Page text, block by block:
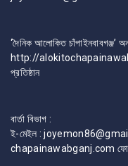
‘দৈনিক আলোকিত চাঁপাইনবাবগঞ্জ’
http://
প্রতিষ্ঠান
বার্তা বিভাগ :
ই-মেইল :
chapainawabganj.com